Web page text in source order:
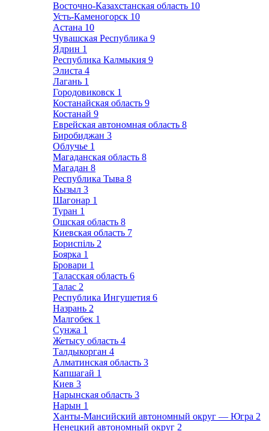
Восточно-Казахстанская область 10
Усть-Каменогорск 10
Астана 10
Чувашская Республика 9
Ядрин 1
Республика Калмыкия 9
Элиста 4
Лагань 1
Городовиковск 1
Костанайская область 9
Костанай 9
Еврейская автономная область 8
Биробиджан 3
Облучье 1
Магаданская область 8
Магадан 8
Республика Тыва 8
Кызыл 3
Шагонар 1
Туран 1
Ошская область 8
Киевская область 7
Бориспіль 2
Боярка 1
Бровари 1
Таласская область 6
Талас 2
Республика Ингушетия 6
Назрань 2
Малгобек 1
Сунжа 1
Жетысу область 4
Талдыкорган 4
Алматинская область 3
Капшагай 1
Киев 3
Нарынская область 3
Нарын 1
Ханты-Мансийский автономный округ — Югра 2
Ненецкий автономный округ 2